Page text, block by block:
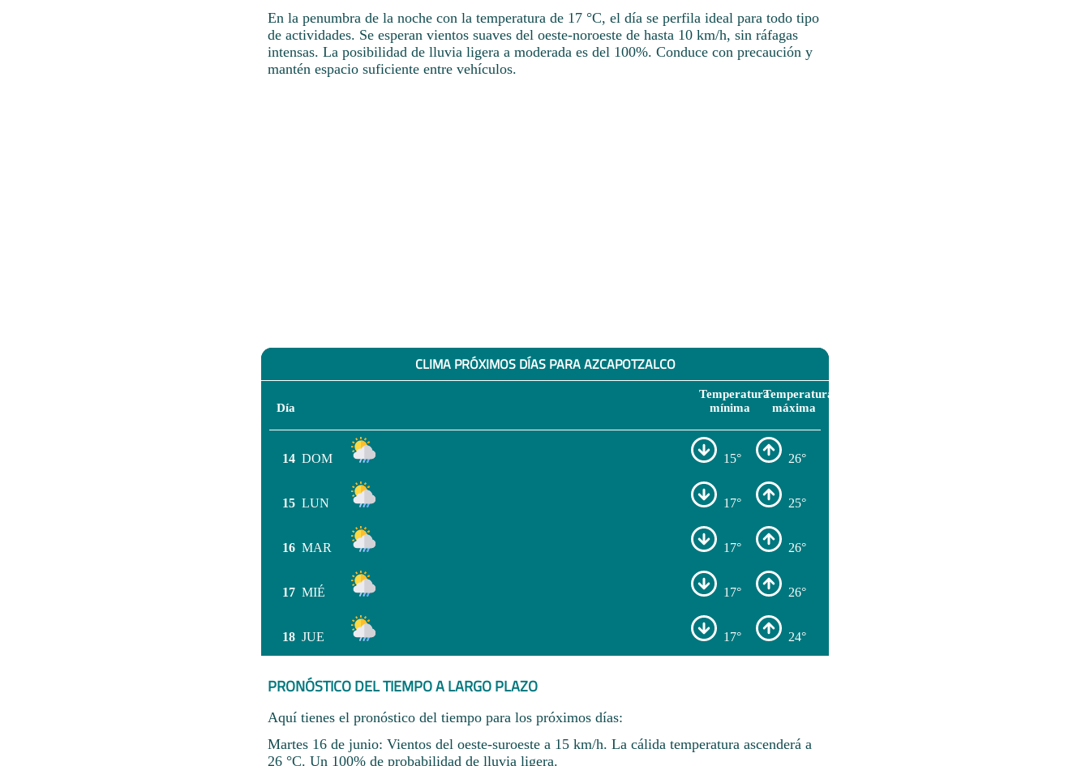
En la penumbra de la noche con la temperatura de 17 °C, el día se perfila ideal para todo tipo
de actividades. Se esperan vientos suaves del oeste-noroeste de hasta 10 km/h, sin ráfagas
intensas. La posibilidad de lluvia ligera a moderada es del 100%. Conduce con precaución y
mantén espacio suficiente entre vehículos.
CLIMA PRÓXIMOS DÍAS PARA AZCAPOTZALCO
Día
Temperatura
mínima
Temperatura
máxima
14 DOM 15° 26°
15 LUN 17° 25°
16 MAR 17° 26°
17 MIÉ 17° 26°
18 JUE 17° 24°
PRONÓSTICO DEL TIEMPO A LARGO PLAZO
Aquí tienes el pronóstico del tiempo para los próximos días:
Martes 16 de junio: Vientos del oeste-suroeste a 15 km/h. La cálida temperatura ascenderá a
26 °C. Un 100% de probabilidad de lluvia ligera.